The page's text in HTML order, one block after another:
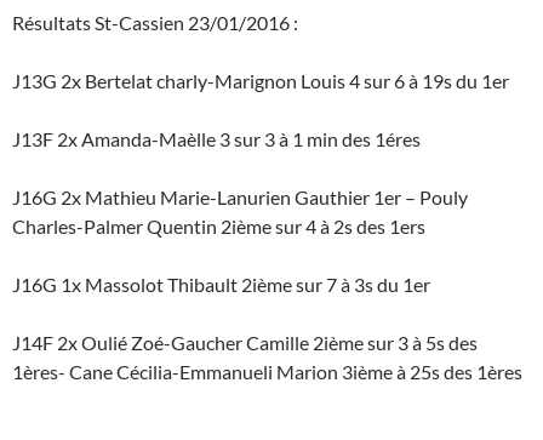
Résultats St-Cassien 23/01/2016 :
J13G 2x Bertelat charly-Marignon Louis 4 sur 6 à 19s du 1er
J13F 2x Amanda-Maèlle 3 sur 3 à 1 min des 1éres
J16G 2x Mathieu Marie-Lanurien Gauthier 1er – Pouly
Charles-Palmer Quentin 2ième sur 4 à 2s des 1ers
J16G 1x Massolot Thibault 2ième sur 7 à 3s du 1er
J14F 2x Oulié Zoé-Gaucher Camille 2ième sur 3 à 5s des
1ères- Cane Cécilia-Emmanueli Marion 3ième à 25s des 1ères